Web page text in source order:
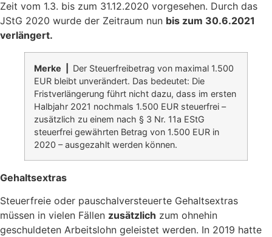
Zeit vom 1.3. bis zum 31.12.2020 vorgesehen. Durch das
JStG 2020 wurde der Zeitraum nun bis zum 30.6.2021
verlängert.
Merke |
Der Steuerfreibetrag von maximal 1.500
EUR bleibt unverändert. Das bedeutet: Die
Fristverlängerung führt nicht dazu, dass im ersten
Halbjahr 2021 nochmals 1.500 EUR steuerfrei –
zusätzlich zu einem nach § 3 Nr. 11a EStG
steuerfrei gewährten Betrag von 1.500 EUR in
2020 – ausgezahlt werden können.
Gehaltsextras
Steuerfreie oder pauschalversteuerte Gehaltsextras
müssen in vielen Fällen zusätzlich zum ohnehin
geschuldeten Arbeitslohn geleistet werden. In 2019 hatte